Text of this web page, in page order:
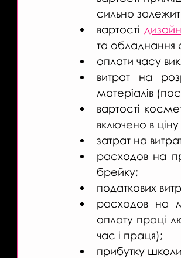
сильно
вартості
та обладнання
оплати часу
витрат на
матеріалів
вартості
включено в
затрат на
расходов на
брейку;
податкових
расходов на
оплату праці
час і праця);
прибутку